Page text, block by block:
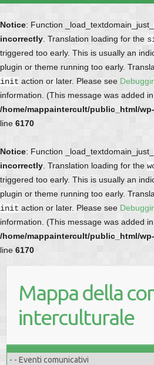
Notice: Function
incorrectly . Translation loading for the
triggered too early. This is usually an
plugin or theme running too early.
init action or later. Please see
information. (This message was added
/home/mappaintercult/public_html/
line 6170
Notice: Function
incorrectly . Translation loading for the
triggered too early. This is usually an
plugin or theme running too early.
init action or later. Please see
information. (This message was added
/home/mappaintercult/public_html/
line 6170
Mappa della
interculturale